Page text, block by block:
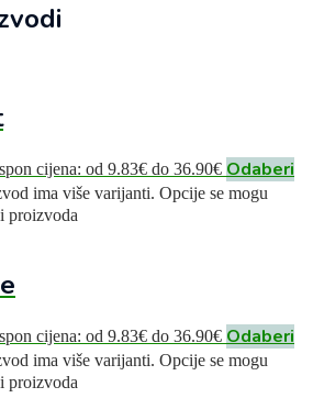
cijena: od 9.83€ do 36.90€ Odaberi
ima više varijanti. Opcije se mogu
proizvoda
cijena: od 9.83€ do 36.90€ Odaberi
ima više varijanti. Opcije se mogu
proizvoda